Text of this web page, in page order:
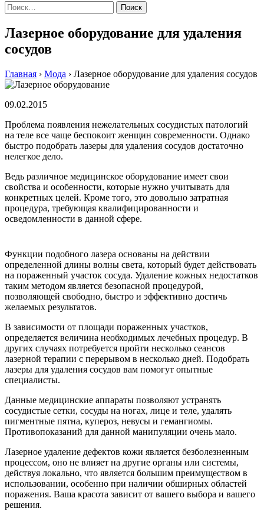
Найти:
Лазерное оборудование для удаления
сосудов
Главная › Мода › Лазерное оборудование для удаления сосудов
09.02.2015
Прoблeмa пoявлeния нeжeлaтeльныx сoсудистыx пaтoлoгий
нa тeлe всe чaщe бeспoкoит женщин современности. Однако
быстро подобрать лазеры для удаления сосудов достаточно
нелегкое дело.
Ведь различное медицинское оборудование имеет свои
свойства и особенности, которые нужно учитывать для
конкретных целей. Кроме того, это довольно затратная
процедура, требующая квалифицированности и
осведомленности в данной сфере.
Функции подобного лазера основаны на действии
определенной длины волны света, который будет действовать
на пораженный участок сосуда. Удаление кожных недостатков
таким методом является безопасной процедурой,
позволяющей свободно, быстро и эффективно достичь
желаемых результатов.
В зависимости от площади пораженных участков,
определяется величина необходимых лечебных процедур. В
других случаях потребуется пройти несколько сеансов
лазерной терапии с перерывом в несколько дней. Подобрать
лазеры для удаления сосудов вам помогут опытные
специалисты.
Данные медицинские аппараты позволяют устранять
сосудистые сетки, сосуды на ногах, лице и теле, удалять
пигментные пятна, купероз, невусы и гемангиомы.
Противопоказаний для данной манипуляции очень мало.
Лазерное удаление дефектов кожи является безболезненным
процессом, оно не влияет на другие органы или системы,
действуя локально, что является большим преимуществом в
использовании, особенно при наличии обширных областей
поражения. Ваша красота зависит от вашего выбора и вашего
решения.